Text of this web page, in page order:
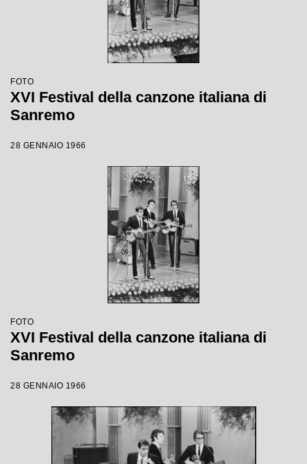
FOTO
XVI Festival della canzone italiana di
Sanremo
28 GENNAIO 1966
FOTO
XVI Festival della canzone italiana di
Sanremo
28 GENNAIO 1966